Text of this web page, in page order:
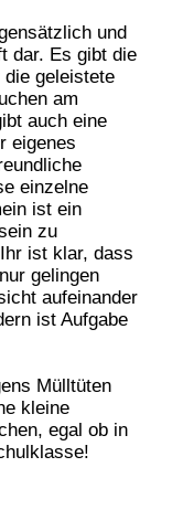
und
dar. Es gibt die
geleistete
am
auch eine
eigenes
einzelne
ist ein
zu
ist klar, dass
gelingen
aufeinander
ist Aufgabe
Mülltüten
kleine
egal ob in